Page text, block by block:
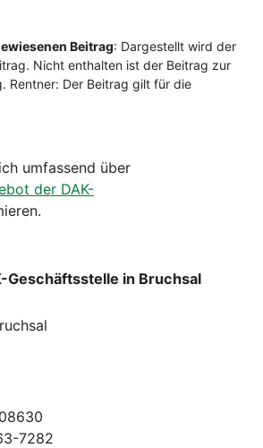
umfassend über
der DAK-
Geschäftsstelle in Bruchsal
7282